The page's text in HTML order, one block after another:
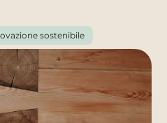
sostenibile